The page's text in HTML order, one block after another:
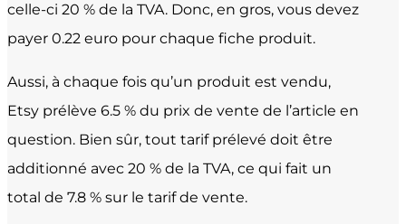
celle-ci 20 % de la TVA. Donc, en gros, vous devez
payer 0.22 euro pour chaque fiche produit.
Aussi, à chaque fois qu’un produit est vendu,
Etsy prélève 6.5 % du prix de vente de l’article en
question. Bien sûr, tout tarif prélevé doit être
additionné avec 20 % de la TVA, ce qui fait un
total de 7.8 % sur le tarif de vente.